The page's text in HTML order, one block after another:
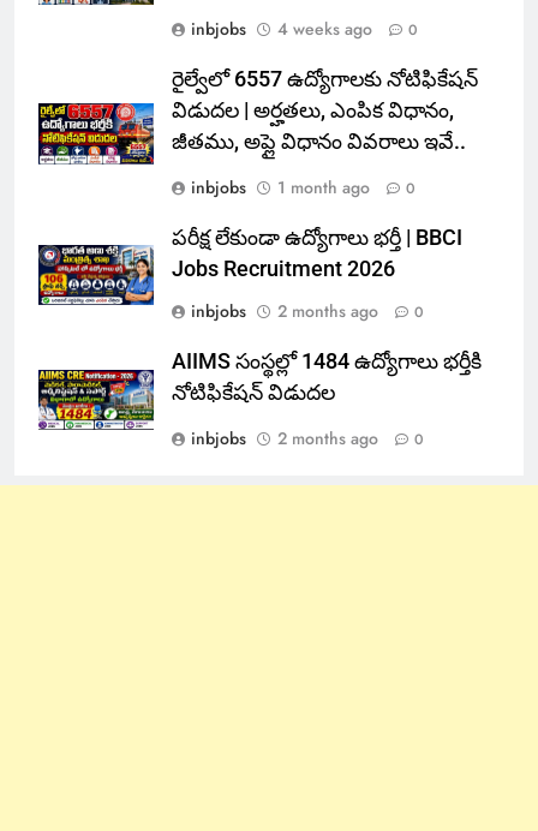
inbjobs
4 weeks ago 0
రైల్వేలో 6557 ఉద్యోగాలకు నోటిఫికేషన్
విడుదల | అర్హతలు, ఎంపిక విధానం,
జీతము, అప్లై విధానం వివరాలు ఇవే..
inbjobs
1 month ago 0
పరీక్ష లేకుండా ఉద్యోగాలు భర్తీ | BBCI
Jobs Recruitment 2026
inbjobs
2 months ago 0
AIIMS సంస్థల్లో 1484 ఉద్యోగాలు భర్తీకి
నోటిఫికేషన్ విడుదల
inbjobs
2 months ago 0